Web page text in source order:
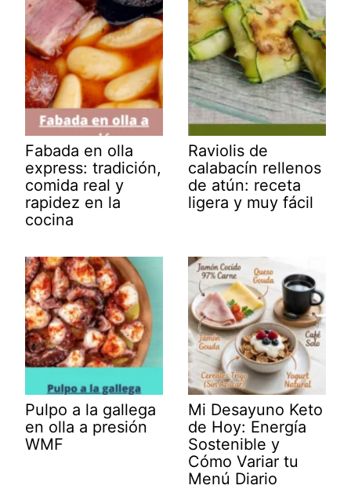
Fabada en olla
express: tradición,
comida real y
rapidez en la
cocina
Raviolis de
calabacín rellenos
de atún: receta
ligera y muy fácil
Pulpo a la gallega
en olla a presión
WMF
Mi Desayuno Keto
de Hoy: Energía
Sostenible y
Cómo Variar tu
Menú Diario